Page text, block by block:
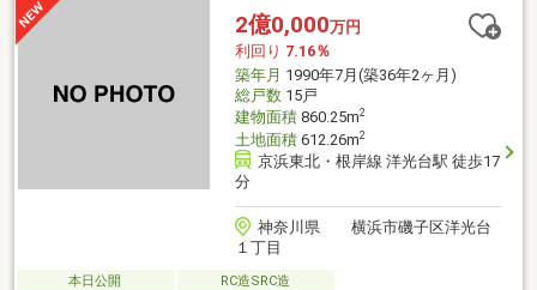
2億0,000万円
利回り 7.16％
築年月 1990年7月(築36年2ヶ月)
総戸数15戸
建物面積860.25m2
土地面積612.26m2
京浜東北・根岸線 洋光台駅 徒歩17
分
神奈川県 横浜市磯子区洋光台
１丁目
本日公開 RC造SRC造